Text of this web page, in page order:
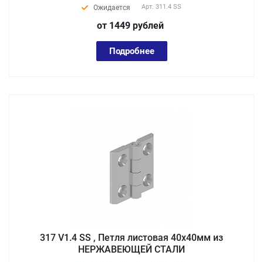
Ожидается Арт. 311.4 SS
от 1449 рублей
Подробнее
317 V1.4 SS , Петля листовая 40х40мм из
НЕРЖАВЕЮЩЕЙ СТАЛИ